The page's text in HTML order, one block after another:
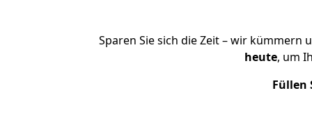
Sparen Sie sich die Zeit – wir
heute, um
Füllen